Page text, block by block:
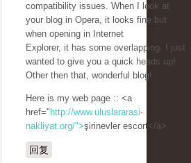
compatibility issues. When I look at
your blog in Opera, it looks fine but
when opening in Internet
Explorer, it has some overlapping. I just
wanted to give you a quick heads up!
Other then that, wonderful blog!
Here is my web page :: <a
href=" http://www.uluslararasi-
nakliyat.org/">şirinevler escort</a>
回复